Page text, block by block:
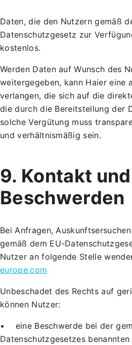
Daten, die den Nutzern gemäß
Datenschutzgesetz zur
kostenlos.
Werden Daten auf Wunsch des
weitergegeben, kann Haier eine
verlangen, die sich auf die
die durch die Bereitstellung der
solche Vergütung muss
und verhältnismäßig sein.
9. Kontakt und
Beschwerden
Bei Anfragen,
gemäß dem EU-
Nutzer an folgende Stelle
europe.com
Unbeschadet des Rechts auf
können Nutzer:
• eine Beschwerde bei der
Datenschutzgesetzes